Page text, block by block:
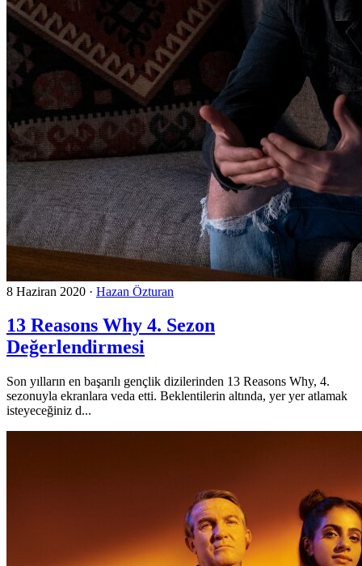
8 Haziran 2020 · Hazan Özturan
13 Reasons Why 4. Sezon
Değerlendirmesi
Son yılların en başarılı gençlik dizilerinden 13 Reasons Why, 4.
sezonuyla ekranlara veda etti. Beklentilerin altında, yer yer atlamak
isteyeceğiniz d...